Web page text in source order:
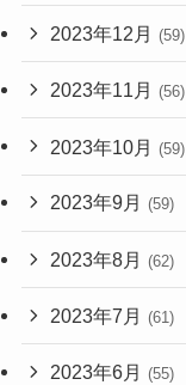
2023年12月 (59)
2023年11月 (56)
2023年10月 (59)
2023年9月 (59)
2023年8月 (62)
2023年7月 (61)
2023年6月 (55)